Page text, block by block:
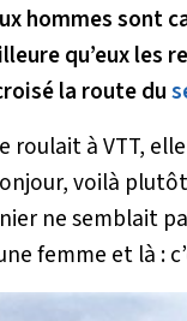
hommes sont
qu’eux les
la route du
roulait à VTT,
voilà
ne semblait
femme et là :